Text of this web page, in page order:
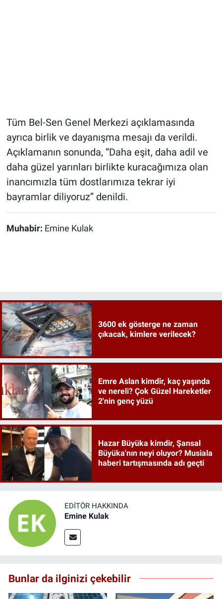
Tüm Bel-Sen Genel Merkezi açıklamasında
ayrıca birlik ve dayanışma mesajı da verildi.
Açıklamanın sonunda, “Daha eşit, daha adil ve
daha güzel yarınları birlikte kuracağımıza olan
inancımızla tüm dostlarımıza tekrar iyi
bayramlar diliyoruz” denildi.
Muhabir: Emine Kulak
3600 ek gösterge ne zaman
çıkacak, kimlere verilecek?
Emre Aslan kimdir, kaç yaşında
ve nereli? Çok Güzel Hareketler
2'nin genç yüzü
Hazar Büyüka kimdir, Şansal
Büyüka'nın neyi oluyor? Musiala
haberi tartışmasında adı geçti
EDITÖR HAKKINDA
Emine Kulak
Bunlar da ilginizi çekebilir